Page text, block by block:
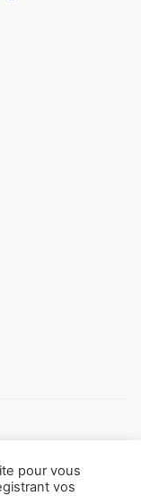
pour vous
vos